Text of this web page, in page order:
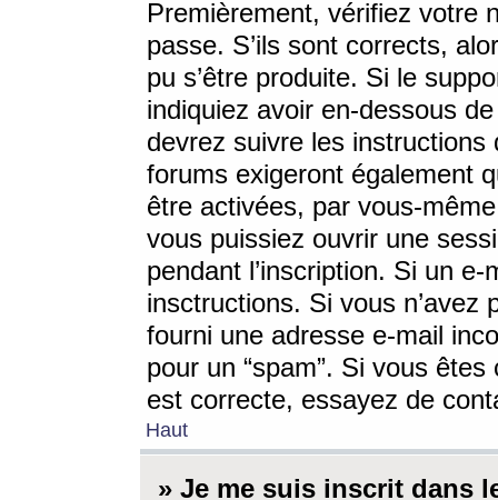
Premièrement, vérifiez votre
passe. S’ils sont corrects,
pu s’être produite. Si le
indiquiez avoir en-dessous
devrez suivre les
forums exigeront également
être activées, par vous-
vous puissiez ouvrir une
pendant l’inscription. Si un
insctructions. Si vous n’avez
fourni une adresse e-mail
pour un “spam”. Si vous
est correcte, essayez de
Haut
» Je me suis inscrit dans